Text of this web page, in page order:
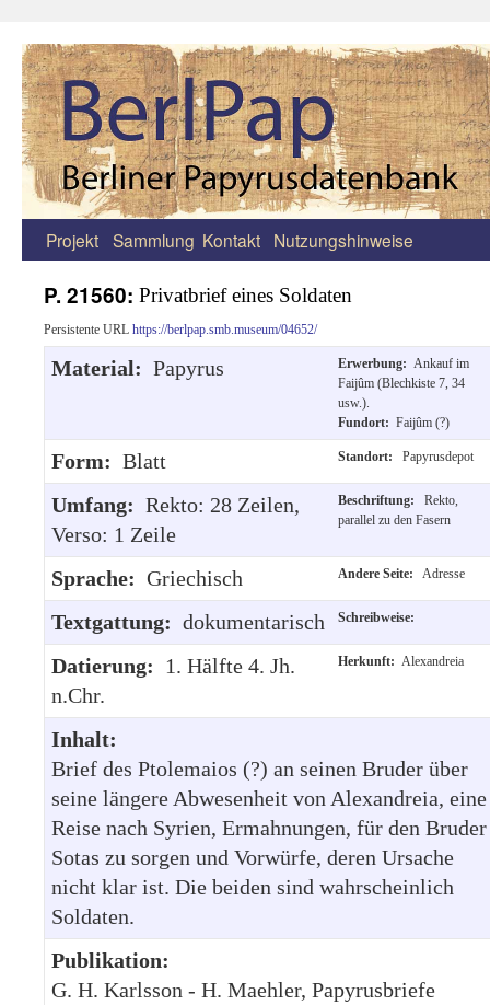
Zum
springen
Projekt Sammlung Kontakt Nutzungshinweise
P. 21560: Privatbrief eines Soldaten
Persistente URL https://berlpap.smb.museum/04652/
Material: Papyrus Erwerbung: Ankauf im
Faijûm (Blechkiste 7, 34
usw.).
Fundort: Faijûm (?)
Form: Blatt Standort: Papyrusdepot
Umfang: Rekto: 28 Zeilen,
Verso: 1 Zeile
Beschriftung:
Rekto,
parallel zu den Fasern
Sprache: Griechisch Andere Seite: Adresse
Textgattung: dokumentarisch Schreibweise:
Datierung: 1. Hälfte 4. Jh.
n.Chr.
Herkunft: Alexandreia
Inhalt:
Brief des Ptolemaios (?) an seinen Bruder über
seine längere Abwesenheit von Alexandreia, eine
Reise nach Syrien, Ermahnungen, für den Bruder
Sotas zu sorgen und Vorwürfe, deren Ursache
nicht klar ist. Die beiden sind wahrscheinlich
Soldaten.
Publikation:
G. H. Karlsson - H. Maehler, Papyrusbriefe